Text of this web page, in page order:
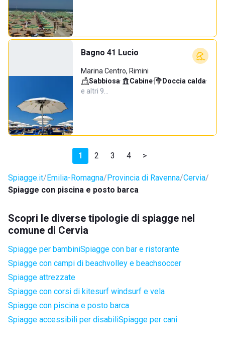
Bagno 41 Lucio
Marina Centro, Rimini
Sabbiosa· Cabine· Doccia calda·
e altri 9…
1 2 3 4 >
Spiagge.it Emilia-Romagna Provincia di Ravenna Cervia
Spiagge con piscina e posto barca
Scopri le diverse tipologie di spiagge nel
comune di Cervia
Spiagge per bambiniSpiagge con bar e ristorante
Spiagge con campi di beachvolley e beachsoccer
Spiagge attrezzate
Spiagge con corsi di kitesurf windsurf e vela
Spiagge con piscina e posto barca
Spiagge accessibili per disabiliSpiagge per cani